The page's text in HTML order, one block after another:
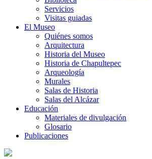
Servicios
Visitas guiadas
El Museo
Quiénes somos
Arquitectura
Historia del Museo
Historia de Chapultepec
Arqueología
Murales
Salas de Historia
Salas del Alcázar
Educación
Materiales de divulgación
Glosario
Publicaciones